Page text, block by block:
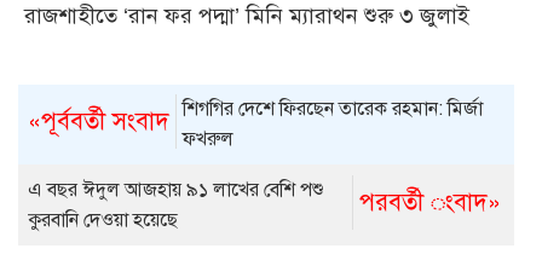
রাজশাহীতে ‘রান ফর পদ্মা’ মিনি ম্যারাথন শুরু ৩ জুলাই
«পূর্ববর্তী সংবাদ শিগগির দেশে ফিরছেন তারেক রহমান: মির্জা
ফখরুল
পরবর্তী ংবাদ»
এ বছর ঈদুল আজহায় ৯১ লাখের বেশি পশু
কুরবানি দেওয়া হয়েছে